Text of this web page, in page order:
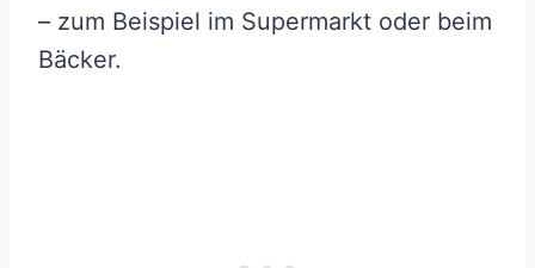
– zum Beispiel im Supermarkt oder beim
Bäcker.